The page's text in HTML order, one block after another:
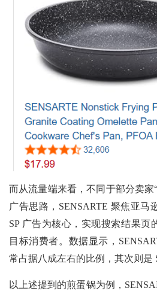
而从流量端来看，不同于部分卖家
广告思路，SENSARTE 聚焦亚马
SP 广告为核心，实现搜索结果页
目标消费者。数据显示，
常占据八成左右的比例，其次则是
以上述提到的煎蛋锅为例，